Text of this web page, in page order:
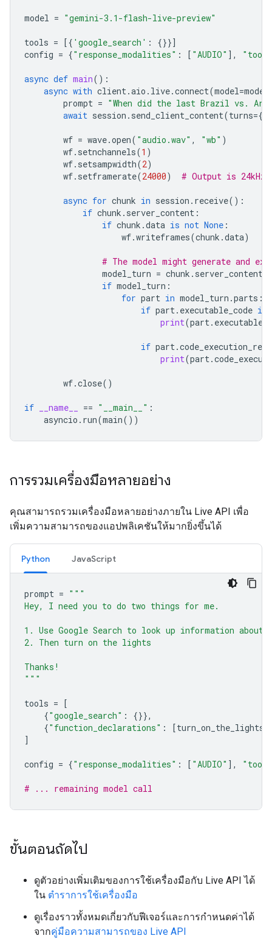
model = "gemini-3.1-flash-live-preview"
tools = [{ 'google_search' :
{}}]
config = {"response_modalities" : [ "AUDIO" ],
async def main():
async with client.aio . live.connect(model=model
prompt = "When did the last Brazil vs.
await session . send_client_content(turns={
wf = wave.open( "audio.wav" , "wb" )
wf. setnchannels(1 )
wf. setsampwidth(2)
wf. setframerate(24000) # Output is 24kHz
async for chunk in session . receive():
if chunk . server_content :
if chunk .data is not None :
wf.writeframes(chunk .data)
# The model might generate and
model_turn = chunk . server_content
if model_turn :
for part in model_turn .parts :
if part. executable_code is
print(part.
if part.
print(part.
wf.close()
if __name__ == "__main__" :
asyncio . run(main())
การรวมเครื่องมือหลายอย่าง
คุณสามารถรวมเครื่องมือหลายอย่างภายใน Live API เพื่อ
เพิ่มความสามารถของแอปพลิเคชันให้มากยิ่งขึ้นได้
Python JavaScript
prompt = """
Hey, I need you to do two things for me.
1. Use Google Search to look up information
2. Then turn on the lights
Thanks!
"""
tools = [
{"google_search" :
{}},
{"function_declarations" : [turn_on_the_lights
]
config = {"response_modalities" : [ "AUDIO" ],
# ... remaining model call
ขั้นตอนถัดไป
ดูตัวอย่างเพิ่มเติมของการใช้เครื่องมือกับ Live API ได้
ใน ตำราการใช้เครื่องมือ
ดูเรื่องราวทั้งหมดเกี่ยวกับฟีเจอร์และการกำหนดค่าได้
จากคู่มือความสามารถของ Live API